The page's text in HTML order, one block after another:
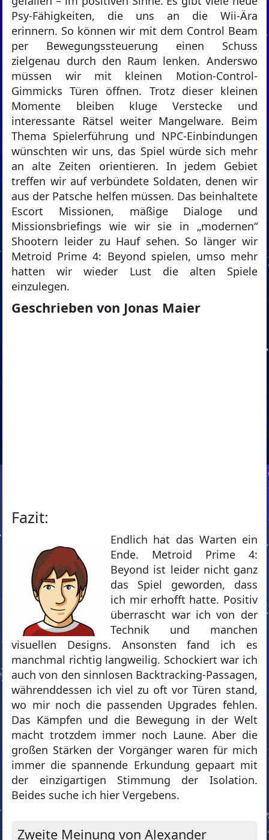
Psy-Fähigkeiten, die uns an die Wii-Ära
erinnern. So können wir mit dem Control Beam
per Bewegungssteuerung einen Schuss
zielgenau durch den Raum lenken. Anderswo
müssen wir mit kleinen Motion-Control-
Gimmicks Türen öffnen. Trotz dieser kleinen
Momente bleiben kluge Verstecke und
interessante Rätsel weiter Mangelware. Beim
Thema Spielerführung und NPC-Einbindungen
wünschten wir uns, das Spiel würde sich mehr
an alte Zeiten orientieren. In jedem Gebiet
treffen wir auf verbündete Soldaten, denen wir
aus der Patsche helfen müssen. Das beinhaltete
Escort Missionen, mäßige Dialoge und
Missionsbriefings wie wir sie in „modernen“
Shootern leider zu Hauf sehen. So länger wir
Metroid Prime 4: Beyond spielen, umso mehr
hatten wir wieder Lust die alten Spiele
einzulegen.
Geschrieben von Jonas Maier
Fazit:
Endlich hat das Warten ein
Ende. Metroid Prime 4:
Beyond ist leider nicht ganz
das Spiel geworden, dass
ich mir erhofft hatte. Positiv
überrascht war ich von der
Technik und manchen
visuellen Designs. Ansonsten fand ich es
manchmal richtig langweilig. Schockiert war ich
auch von den sinnlosen Backtracking-Passagen,
währenddessen ich viel zu oft vor Türen stand,
wo mir noch die passenden Upgrades fehlen.
Das Kämpfen und die Bewegung in der Welt
macht trotzdem immer noch Laune. Aber die
großen Stärken der Vorgänger waren für mich
immer die spannende Erkundung gepaart mit
der einzigartigen Stimmung der Isolation.
Beides suche ich hier Vergebens.
Zweite Meinung von Alexander